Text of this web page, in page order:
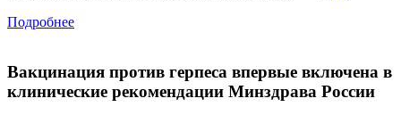
значит?
Учёные
Подробнее
Вакцинация против герпеса впервые включена в
клинические рекомендации Минздрава России